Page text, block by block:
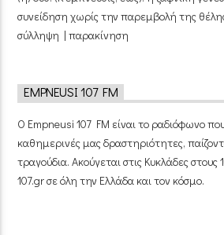
συνείδηση χωρίς την παρεμβολή της
σύλληψη | παρακίνηση
EMPNEUSI 107 FM
Ο Empneusi 107 FM είναι το ραδιόφωνο
καθημερινές μας δραστηριότητες,
τραγούδια. Ακούγεται στις Κυκλάδες στους
107.gr σε όλη την Ελλάδα και τον κόσμο.